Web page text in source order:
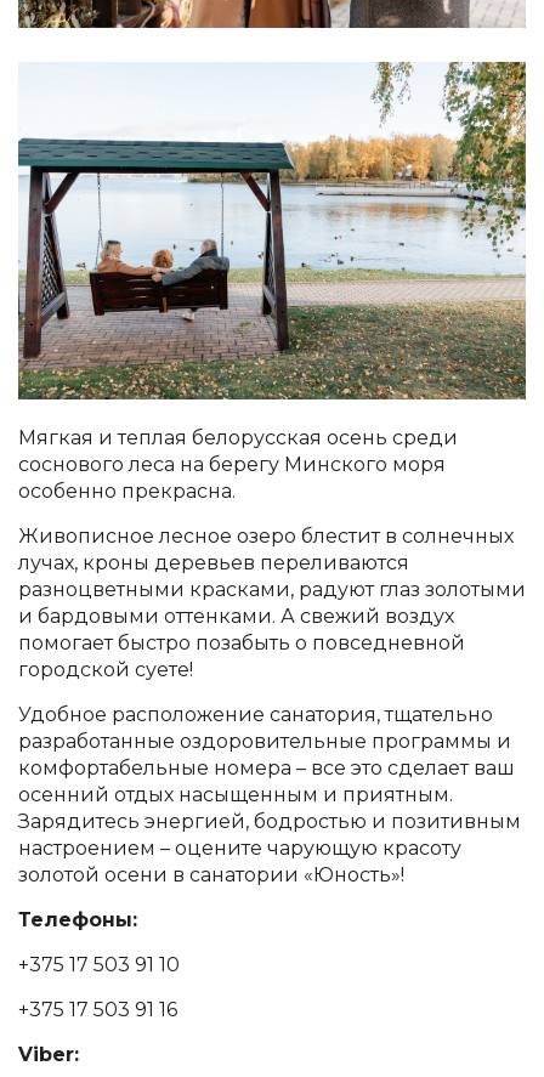
Мягкая и теплая белорусская осень среди
соснового леса на берегу Минского моря
особенно прекрасна.
Живописное лесное озеро блестит в солнечных
лучах, кроны деревьев переливаются
разноцветными красками, радуют глаз золотыми
и бардовыми оттенками. А свежий воздух
помогает быстро позабыть о повседневной
городской суете!
Удобное расположение санатория, тщательно
разработанные оздоровительные программы и
комфортабельные номера – все это сделает ваш
осенний отдых насыщенным и приятным.
Зарядитесь энергией, бодростью и позитивным
настроением – оцените чарующую красоту
золотой осени в санатории «Юность»!
Телефоны:
+375 17 503 91 10
+375 17 503 91 16
Viber: